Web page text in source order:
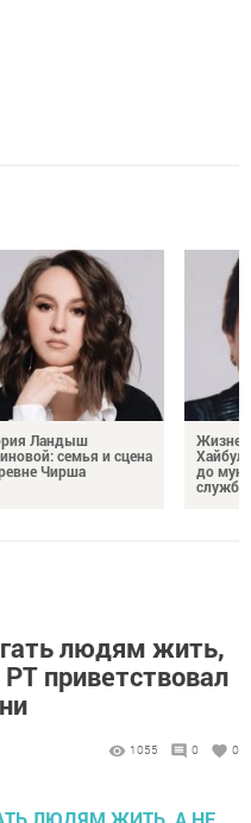
Ландыш
семья и сцена
Чирша
до
службы
людям жить,
приветствовал
1055 0 0